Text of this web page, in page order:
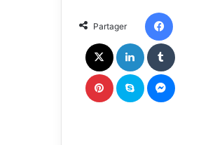
X n
c
o
u
r
r
Partager